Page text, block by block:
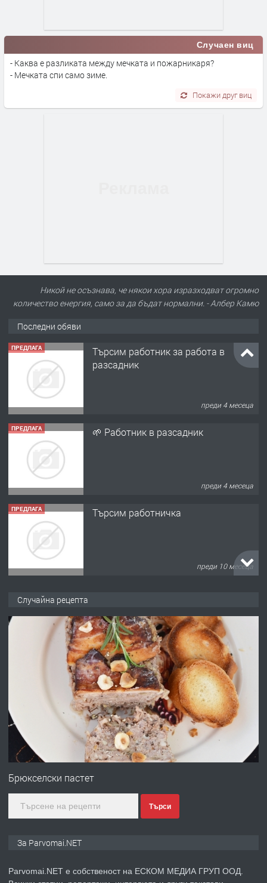
Случаен виц
- Каква е разликата между мечката и пожарникаря?
- Мечката спи само зиме.
Покажи друг виц
Никой не осъзнава, че някои хора изразходват огромно
количество енергия, само за да бъдат нормални. - Албер Камю
Последни обяви
ПРЕДЛАГА
Търсим работник за работа в
разсадник
преди 4 месеца
ПРЕДЛАГА 🌱 Работник в разсадник
преди 4 месеца
ПРЕДЛАГА Търсим работничка
преди 10 месеца
преди 1 година
Работа за общи работници
преди 1 година
ПРЕДЛАГА
Първи поход "По стъпките на Ангел
Случайна рецепта
Брюкселски пастет
Търси
За Parvomai.NET
Parvomai.NET е собственост на ЕСКОМ МЕДИА ГРУП ООД.